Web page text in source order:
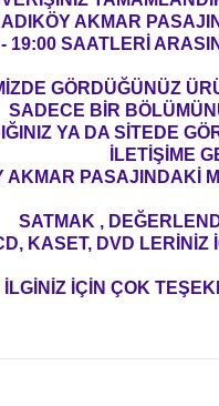
AKMAR
19:00 SAATLERİ
GÖRDÜĞÜNÜZ
SADECE BİR
YA DA SİTEDE
İLETİŞİME
AKMAR PASAJINDAKİ
SATMAK ,
KASET, DVD LERİNİZ
İLGİNİZ İÇİN ÇOK